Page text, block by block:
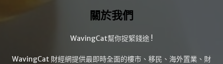
關於我們
WavingCat幫你捉緊錢途 !
WavingCat 財經網提供最即時全面的樓市、移民、海外置業、財